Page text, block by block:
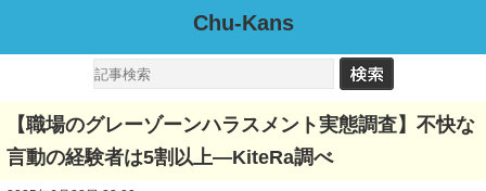
Chu-Kans
【職場のグレーゾーンハラスメント実態調査】不快な
言動の経験者は5割以上―KiteRa調べ